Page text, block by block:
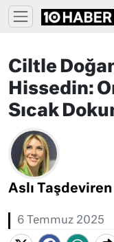
Ciltle
Hissedin:
Sıcak
Aslı Taşdeviren
6 Temmuz 2025